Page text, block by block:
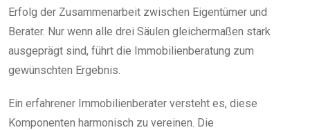
Erfolg der Zusammenarbeit zwischen Eigentümer und
Berater. Nur wenn alle drei Säulen gleichermaßen stark
ausgeprägt sind, führt die Immobilienberatung zum
gewünschten Ergebnis.
Ein erfahrener Immobilienberater versteht es, diese
Komponenten harmonisch zu vereinen. Die